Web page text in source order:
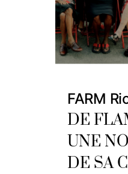
FARM
DE
UNE
DE SA